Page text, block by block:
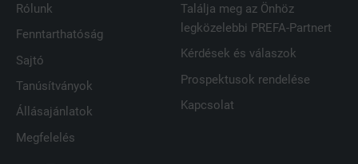
Rólunk
Fenntarthatóság
Sajtó
Tanúsítványok
Állásajánlatok
Megfelelés
Találja meg az Önhöz
legközelebbi PREFA-Partnert
Kérdések és válaszok
Prospektusok rendelése
Kapcsolat
SZOLGÁLTATÓ
CÉL
A LinkedIn közösségi hálózati
szolgáltatás használja, célja a